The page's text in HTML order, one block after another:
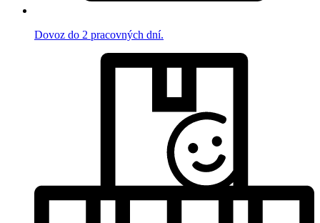
Dovoz do 2 pracovných dní.